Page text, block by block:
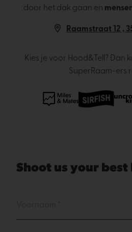
door het dak gaan en
Raamstraat 12 ,
Kies je voor Hood&Tell? Dan
SuperRaam-ers
Shoot us your best